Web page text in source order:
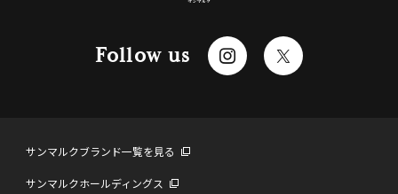
Follow us
サンマルクブランド一覧を見る
サンマルクホールディングス